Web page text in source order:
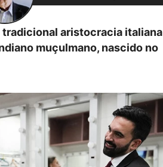
tradicional aristocracia italiana
muçulmano, nascido no